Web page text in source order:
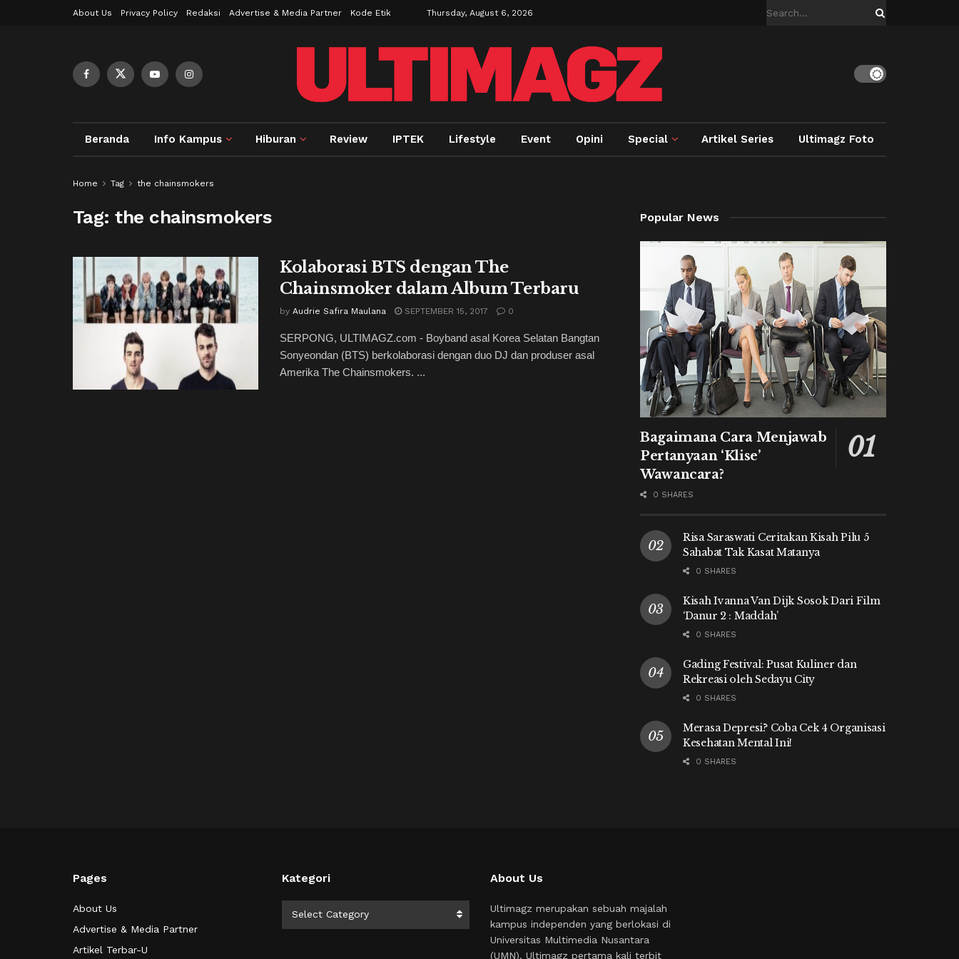
About Us Privacy Policy Redaksi Advertise & Media Partner Kode Etik Thursday, August 6, 2026
Beranda Info Kampus Hiburan Review IPTEK Lifestyle Event Opini Special Artikel Series Ultimagz Foto
Home Tag the chainsmokers
Tag:the chainsmokers
Kolaborasi BTS dengan The
Chainsmoker dalam Album Terbaru
by Audrie Safira Maulana SEPTEMBER 15, 2017 0
SERPONG, ULTIMAGZ.com - Boyband asal Korea Selatan Bangtan
Sonyeondan (BTS) berkolaborasi dengan duo DJ dan produser asal
Amerika The Chainsmokers. ...
Popular News
Bagaimana Cara Menjawab
Pertanyaan ‘Klise’
Wawancara?
0 SHARES
Risa Saraswati Ceritakan Kisah Pilu 5
Sahabat Tak Kasat Matanya
0 SHARES
Kisah Ivanna Van Dijk Sosok Dari Film
‘Danur 2 : Maddah’
0 SHARES
Gading Festival: Pusat Kuliner dan
Rekreasi oleh Sedayu City
0 SHARES
Merasa Depresi? Coba Cek 4 Organisasi
Kesehatan Mental Ini!
0 SHARES
Pages
About Us
Advertise & Media Partner
Artikel Terbar-U
Kategori
Select Category
About Us
Ultimagz merupakan sebuah majalah
kampus independen yang berlokasi di
Universitas Multimedia Nusantara
(UMN). Ultimagz pertama kali terbit